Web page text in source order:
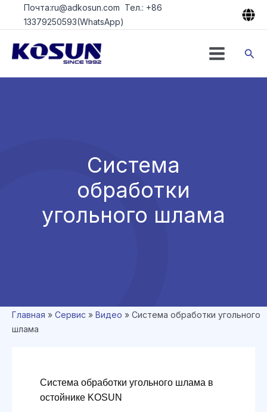
ПерейтиПочта:ru@adkosun.com Тел.: +86
13379250593(WhatsApp)
Система
обработки
угольного шлама
Главная » Сервис » Видео » Система обработки угольного
шлама
Система обработки угольного шлама в
остойнике KOSUN